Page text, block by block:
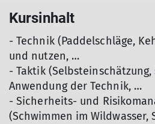
Kursinhalt
- Technik (Paddelschläge,
und nutzen, …
- Taktik
Anwendung der Technik, …
- Sicherheits- und
(Schwimmen im Wildwasser,